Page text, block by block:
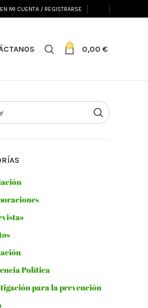
MI CUENTA / REGISTRARSE
0 0,00 €
Política
para la prevención